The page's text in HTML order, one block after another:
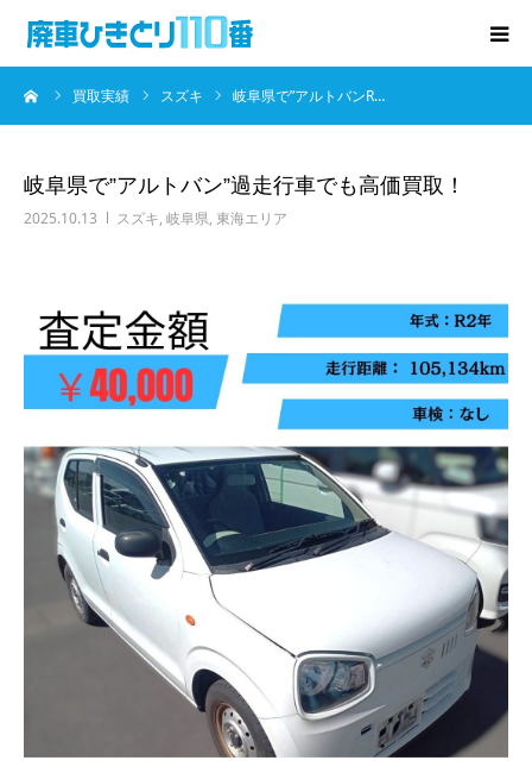
買取実績 スズキ 岐阜県で”アルトバンR…
岐阜県で”アルトバン”過走行車でも高価買取！
2025.10.13 スズキ, 岐阜県, 東海エリア
廃車･事故車の買取
お知らせ
お問い合わせ